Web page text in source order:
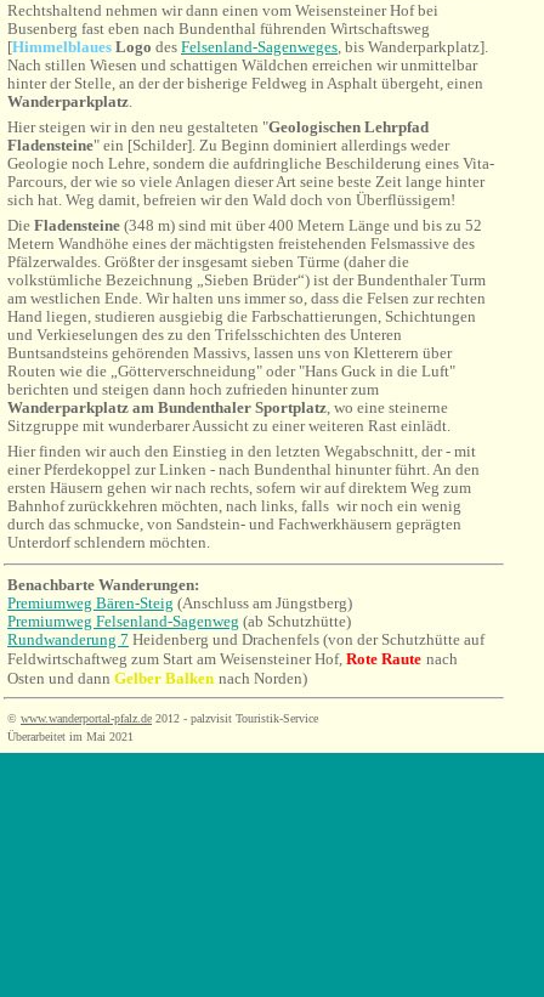
Rechtshaltend nehmen wir dann einen vom Weisensteiner Hof bei
Busenberg fast eben nach Bundenthal führenden Wirtschaftsweg
[Himmelblaues Logo des Felsenland-Sagenweges, bis Wanderparkplatz].
Nach stillen Wiesen und schattigen Wäldchen erreichen wir unmittelbar
hinter der Stelle, an der der bisherige Feldweg in Asphalt übergeht, einen
Wanderparkplatz.
Hier steigen wir in den neu gestalteten "Geologischen Lehrpfad
Fladensteine" ein [Schilder]. Zu Beginn dominiert allerdings weder
Geologie noch Lehre, sondern die aufdringliche Beschilderung eines Vita-
Parcours, der wie so viele Anlagen dieser Art seine beste Zeit lange hinter
sich hat. Weg damit, befreien wir den Wald doch von Überflüssigem!
Die Fladensteine (348 m) sind mit über 400 Metern Länge und bis zu 52
Metern Wandhöhe eines der mächtigsten freistehenden Felsmassive des
Pfälzerwaldes. Größter der insgesamt sieben Türme (daher die
volkstümliche Bezeichnung „Sieben Brüder“) ist der Bundenthaler Turm
am westlichen Ende. Wir halten uns immer so, dass die Felsen zur rechten
Hand liegen, studieren ausgiebig die Farbschattierungen, Schichtungen
und Verkieselungen des zu den Trifelsschichten des Unteren
Buntsandsteins gehörenden Massivs, lassen uns von Kletterern über
Routen wie die „Götterverschneidung" oder "Hans Guck in die Luft"
berichten und steigen dann hoch zufrieden hinunter zum
Wanderparkplatz am Bundenthaler Sportplatz, wo eine steinerne
Sitzgruppe mit wunderbarer Aussicht zu einer weiteren Rast einlädt.
Hier finden wir auch den Einstieg in den letzten Wegabschnitt, der - mit
einer Pferdekoppel zur Linken - nach Bundenthal hinunter führt. An den
ersten Häusern gehen wir nach rechts, sofern wir auf direktem Weg zum
Bahnhof zurückkehren möchten, nach links, falls wir noch ein wenig
durch das schmucke, von Sandstein- und Fachwerkhäusern geprägten
Unterdorf schlendern möchten.
Benachbarte Wanderungen:
Premiumweg Bären-Steig (Anschluss am Jüngstberg)
Premiumweg Felsenland-Sagenweg (ab Schutzhütte)
Rundwanderung 7 Heidenberg und Drachenfels (von der Schutzhütte auf
Feldwirtschaftweg zum Start am Weisensteiner Hof, Rote Raute nach
Osten und dann Gelber Balken nach Norden)
© www.wanderportal-pfalz.de 2012 - palzvisit Touristik-Service
Überarbeitet im Mai 2021